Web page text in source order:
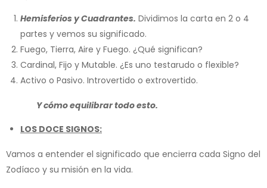
Hemisferios y Cuadrantes. Dividimos la carta en 2 o 4
partes y vemos su significado.
Fuego, Tierra, Aire y Fuego. ¿Qué significan?
Cardinal, Fijo y Mutable. ¿Es uno testarudo o flexible?
Activo o Pasivo. Introvertido o extrovertido.
Y cómo equilibrar todo esto.
LOS DOCE SIGNOS:
Vamos a entender el significado que encierra cada Signo del
Zodíaco y su misión en la vida.